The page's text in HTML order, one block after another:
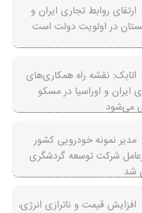
ارتقای روابط تجاری ایران و
در اولویت دولت است
اتابک: نقشه راه همکاری‌های
ایران و اوراسیا در مسکو
می‌شود
مدیر نمونه خودرویی کشور
شرکت توسعه گردشگری
شد
افزایش قیمت و ناترازی انرژی،